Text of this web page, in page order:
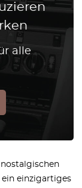
alle
einzigartiges